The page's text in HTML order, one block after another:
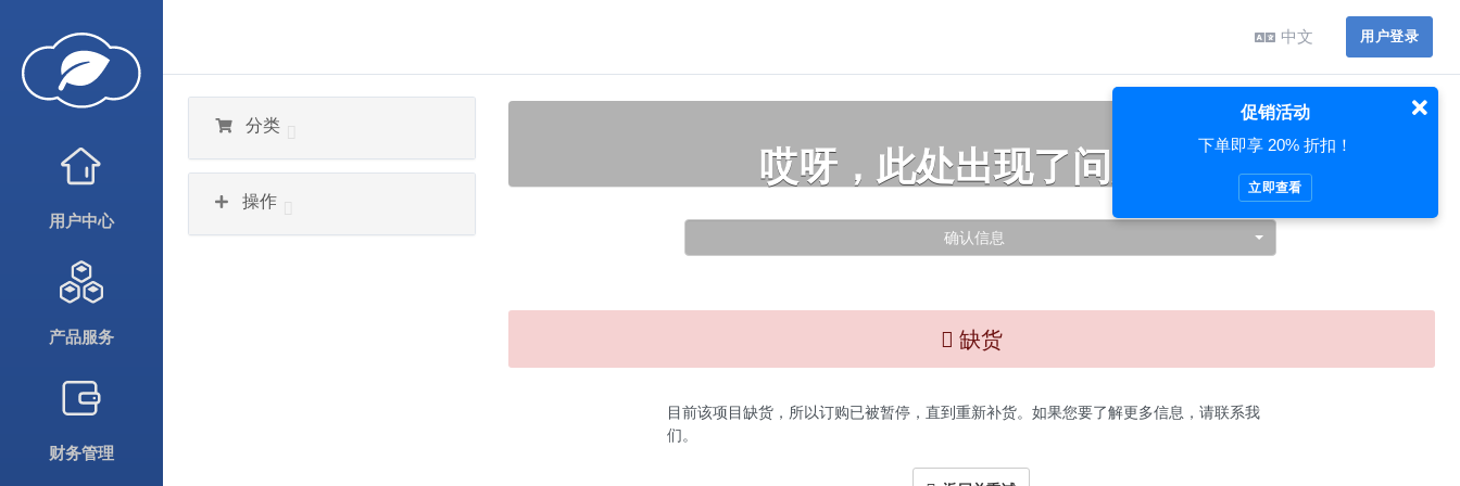
用户中心
产品服务
财务管理
中文 用户登录
分类
操作
哎呀，此处出现了问题…
确认信息
缺货
目前该项目缺货，所以订购已被暂停，直到重新补货。如果您要了解更多信息，请联系我
们。
促销活动
下单即享 20% 折扣！
立即查看